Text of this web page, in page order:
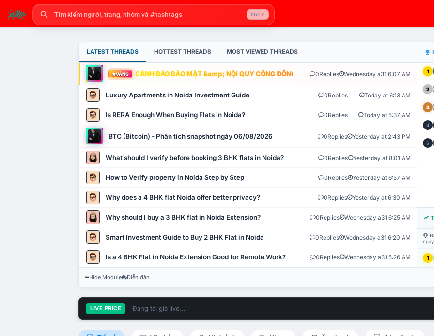
Ctrl K
LATEST THREADS HOTTEST THREADS MOST VIEWED THREADS
VÀNG CẢNH BÁO BẢO MẬT &amp; NỘI QUY CỘNG ĐỒNG VLIKE.VN: HỆ THỐNG GIÁM SÁT TỰ
0Replies Wednesday a31 6:07 AM
Luxury Apartments in Noida Investment Guide 0Replies Today at 6:13 AM
Is RERA Enough When Buying Flats in Noida? 0Replies Today at 5:37 AM
BTC (Bitcoin) - Phân tích snapshot ngày 06/08/2026 0Replies Yesterday at 2:43 PM
What should I verify before booking 3 BHK flats in Noida? 0Replies Yesterday at 8:01 AM
How to Verify property in Noida Step by Step 0Replies Yesterday at 6:57 AM
Why does a 4 BHK flat Noida offer better privacy? 0Replies Yesterday at 6:30 AM
Why should I buy a 3 BHK flat in Noida Extension? 0Replies Wednesday a31 6:25 AM
Smart Investment Guide to Buy 2 BHK Flat in Noida 0Replies Wednesday a31 6:20 AM
Is a 4 BHK Flat in Noida Extension Good for Remote Work? 0Replies Wednesday a31 5:26 AM
1
2
3
4
5
1
Hide Module Diễn đàn
LIVE PRICE Đang tải giá live...